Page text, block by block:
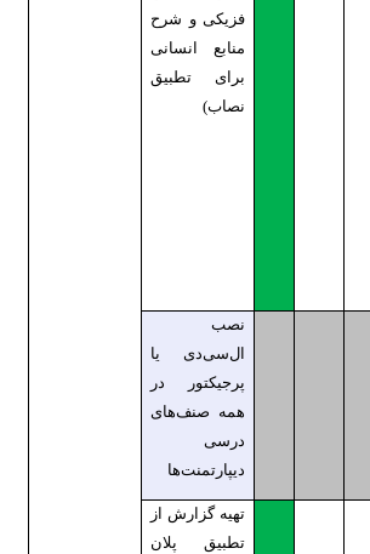
فزیکی و شرح
منابع انسانی
برای تطبیق
ال‌سی‌دی یا
پرجیکتور در
همه صنف‌های
دیپارتمنت‌ها
تهیه گزارش از
تطبیق پلان